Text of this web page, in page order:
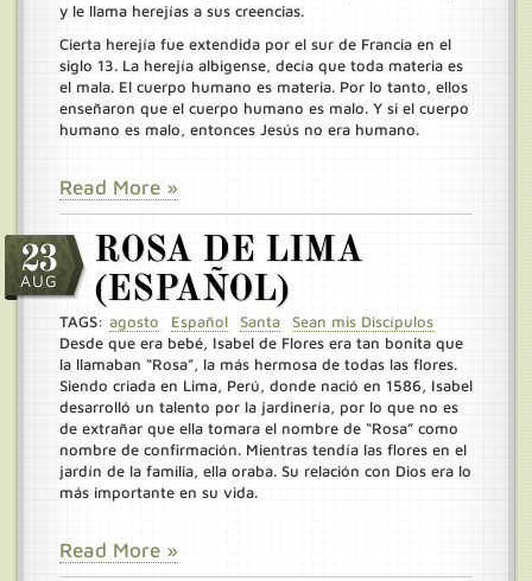
y le llama herejías a sus creencias.
Cierta herejía fue extendida por el sur de Francia en el
siglo 13. La herejía albigense, decía que toda materia es
el mala. El cuerpo humano es materia. Por lo tanto, ellos
enseñaron que el cuerpo humano es malo. Y si el cuerpo
humano es malo, entonces Jesús no era humano.
Read More »
23
AUG
ROSA DE LIMA
(ESPAÑOL)
TAGS: agosto Español Santa
Sean mis Discípulos
Desde que era bebé, Isabel de Flores era tan bonita que
la llamaban “Rosa”, la más hermosa de todas las flores.
Siendo criada en Lima, Perú, donde nació en 1586, Isabel
desarrolló un talento por la jardinería, por lo que no es
de extrañar que ella tomara el nombre de “Rosa” como
nombre de confirmación. Mientras tendía las flores en el
jardín de la familia, ella oraba. Su relación con Dios era lo
más importante en su vida.
Read More »